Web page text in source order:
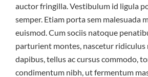
auctor fringilla. Vestibulum id ligula
semper. Etiam porta sem malesuada
euismod. Cum sociis natoque
parturient montes, nascetur ridiculus
dapibus, tellus ac cursus commodo,
condimentum nibh, ut fermentum